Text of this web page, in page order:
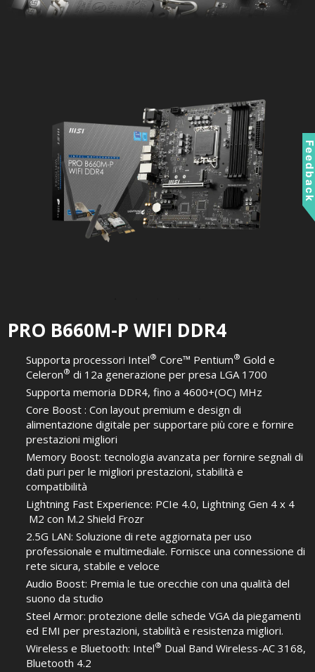
PRO B660M-P WIFI DDR4
Supporta processori Intel® Core™ Pentium® Gold e
Celeron® di 12a generazione per presa LGA 1700
Supporta memoria DDR4, fino a 4600+(OC) MHz
Core Boost : Con layout premium e design di
alimentazione digitale per supportare più core e fornire
prestazioni migliori
Memory Boost: tecnologia avanzata per fornire segnali di
dati puri per le migliori prestazioni, stabilità e
compatibilità
Lightning Fast Experience: PCIe 4.0, Lightning Gen 4 x 4
M2 con M.2 Shield Frozr
2.5G LAN: Soluzione di rete aggiornata per uso
professionale e multimediale. Fornisce una connessione di
rete sicura, stabile e veloce
Audio Boost: Premia le tue orecchie con una qualità del
suono da studio
Steel Armor: protezione delle schede VGA da piegamenti
ed EMI per prestazioni, stabilità e resistenza migliori.
Wireless e Bluetooth: Intel® Dual Band Wireless-AC 3168,
Bluetooth 4.2